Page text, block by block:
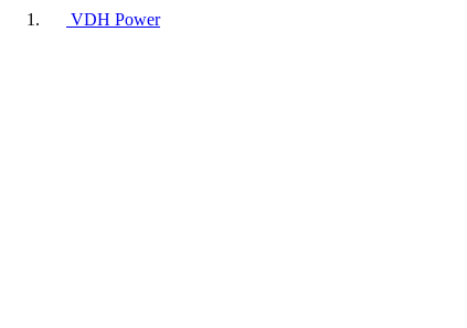
VDH Power